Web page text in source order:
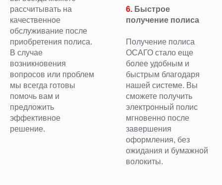
рассчитывать на
качественное
обслуживание после
приобретения полиса.
В случае
возникновения
вопросов или проблем
мы всегда готовы
помочь вам и
предложить
эффективное
решение.
6. Быстрое
получение полиса
Получение полиса
ОСАГО стало еще
более удобным и
быстрым благодаря
нашей системе. Вы
сможете получить
электронный полис
мгновенно после
завершения
оформления, без
ожидания и бумажной
волокиты.